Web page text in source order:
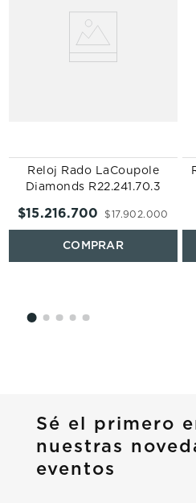
Reloj Rado LaCoupole
Diamonds R22.241.70.3
$17.902.000
$15.216.700
Sé el primero
nuestras
eventos